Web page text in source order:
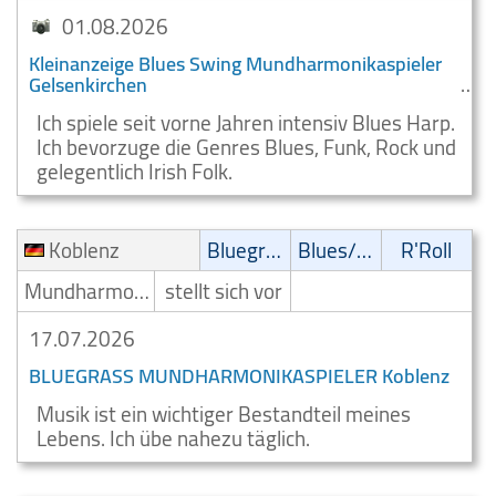
01.08.2026
Kleinanzeige Blues Swing Mundharmonikaspieler
Gelsenkirchen
Ich spiele seit vorne Jahren intensiv Blues Harp.
Ich bevorzuge die Genres Blues, Funk, Rock und
gelegentlich Irish Folk.
Koblenz
Bluegrass Blues/Swing
R'Roll
Mundharmonikaspieler stellt sich vor
17.07.2026
BLUEGRASS MUNDHARMONIKASPIELER Koblenz
Musik ist ein wichtiger Bestandteil meines
Lebens. Ich übe nahezu täglich.